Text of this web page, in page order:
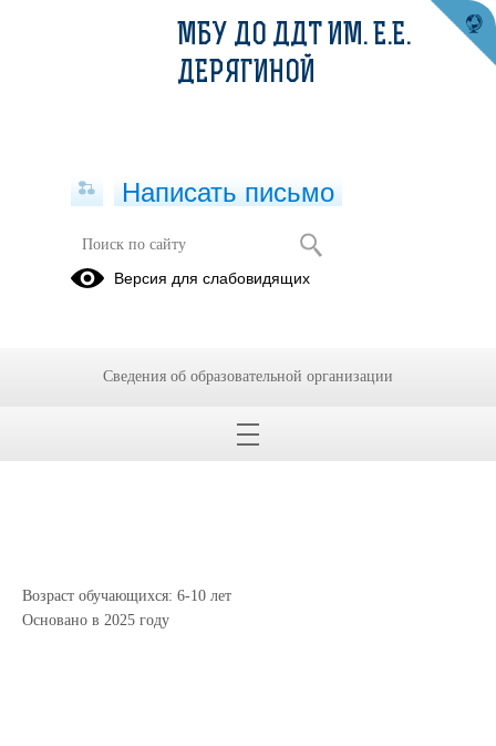
"ПЛАСТИЛИНОГРАФИЯ" -
творческое объединение
Руководитель:Ромашова Вера
образования 1 категории
Возраст обучающихся: 6-10 лет
Основано в 2025 году
МБУ ДО ДДТ ИМ. Е.Е.
ДЕРЯГИНОЙ
Написать письмо
Версия для слабовидящих
Сведения об образовательной организации